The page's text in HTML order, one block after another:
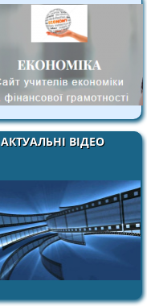
АКТУАЛЬНІ ВІДЕО